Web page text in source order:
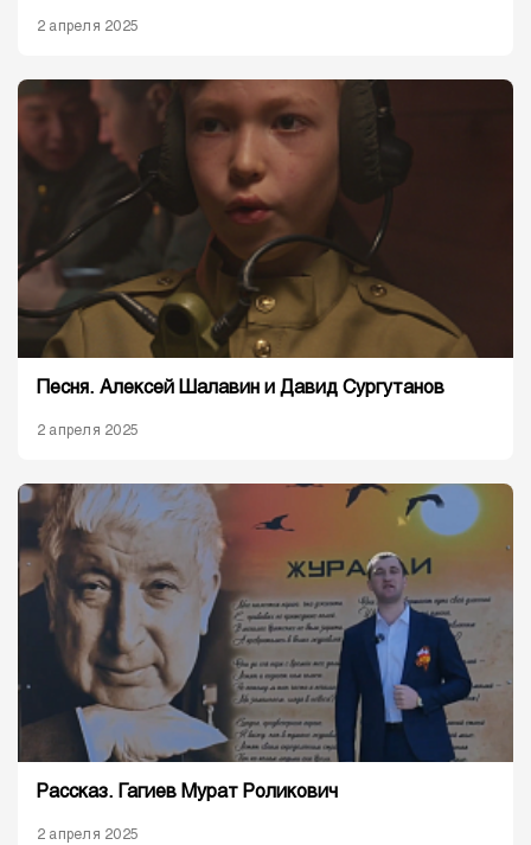
2 апреля 2025
Песня. Алексей Шалавин и Давид Сургутанов
2 апреля 2025
Рассказ. Гагиев Мурат Роликович
2 апреля 2025